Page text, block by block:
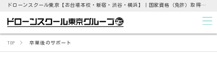
ドローンスクール東京【お台場本校・新宿・渋谷・横浜】｜国家資格（免許）取得支援から点検業務まで
TOP 卒業後のサポート